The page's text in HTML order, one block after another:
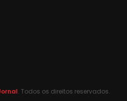
. Todos os direitos reservados.